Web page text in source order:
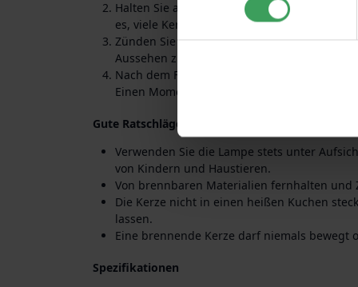
Halten Sie ausreichend Abstand zu anderen
es, viele Kerzen sehr nah beieinander zu
Zünden Sie den Docht erst kurz vor dem
Aussehen zu erhalten.
Nach dem Feiern die Kerze vorsichtig durch
Einen Moment warten, bevor die Kerze
Gute Ratschläge und Sicherheit
Verwenden Sie die Lampe stets unter
von Kindern und Haustieren.
Von brennbaren Materialien fernhalten und
Die Kerze nicht in einen heißen Kuchen
lassen.
Eine brennende Kerze darf niemals bewegt
Spezifikationen